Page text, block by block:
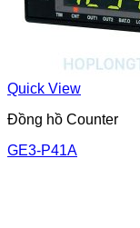
Quick View
Đồng hồ Counter
GE3-P41A